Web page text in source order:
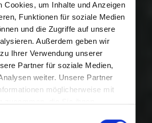
Cookies, um Inhalte und Anzeigen
Funktionen für soziale Medien
und die Zugriffe auf unsere
Außerdem geben wir
Ihrer Verwendung unserer
Partner für soziale Medien,
weiter. Unsere Partner
möglicherweise mit